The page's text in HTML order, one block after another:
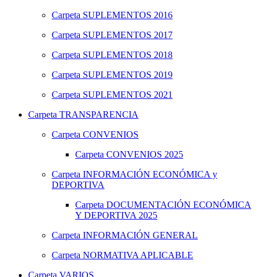
Carpeta SUPLEMENTOS 2016
Carpeta SUPLEMENTOS 2017
Carpeta SUPLEMENTOS 2018
Carpeta SUPLEMENTOS 2019
Carpeta SUPLEMENTOS 2021
Carpeta TRANSPARENCIA
Carpeta CONVENIOS
Carpeta CONVENIOS 2025
Carpeta INFORMACIÓN ECONÓMICA y
DEPORTIVA
Carpeta DOCUMENTACIÓN ECONÓMICA
Y DEPORTIVA 2025
Carpeta INFORMACIÓN GENERAL
Carpeta NORMATIVA APLICABLE
Carpeta VARIOS